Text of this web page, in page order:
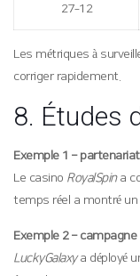
27‑12
Les métriques à
corriger rapidement.
8. Études
Exemple 1 –
Le casino RoyalSpina
temps réel a montré un
Exemple 2 –
LuckyGalaxya déployé